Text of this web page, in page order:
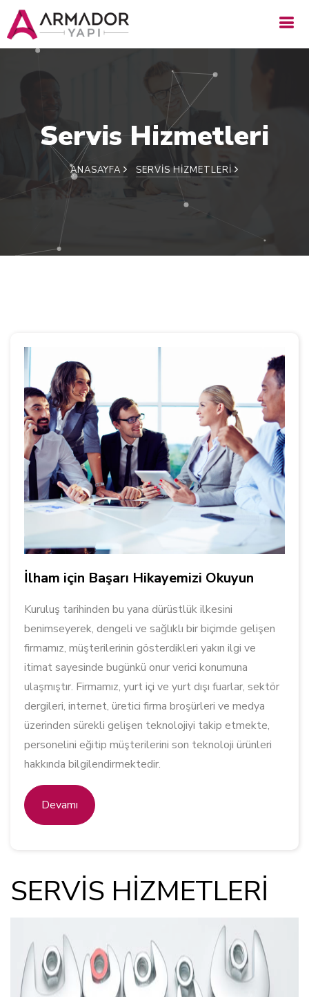
Servis Hizmetleri
ANASAYFA SERVIS HIZMETLERI
İlham için Başarı Hikayemizi Okuyun
Kuruluş tarihinden bu yana dürüstlük ilkesini
benimseyerek, dengeli ve sağlıklı bir biçimde gelişen
firmamız, müşterilerinin gösterdikleri yakın ilgi ve
itimat sayesinde bugünkü onur verici konumuna
ulaşmıştır. Firmamız, yurt içi ve yurt dışı fuarlar, sektör
dergileri, internet, üretici firma broşürleri ve medya
üzerinden sürekli gelişen teknolojiyi takip etmekte,
personelini eğitip müşterilerini son teknoloji ürünleri
hakkında bilgilendirmektedir.
Devamı
SERVİS HİZMETLERİ